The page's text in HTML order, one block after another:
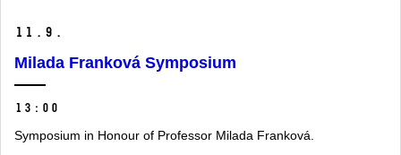
11. 9.
Milada Franková Symposium
13:00
Symposium in Honour of Professor Milada Franková.